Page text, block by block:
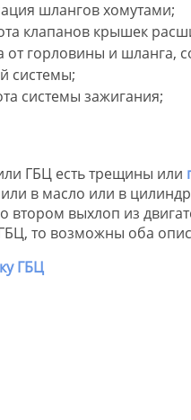
шлангов хомутами;
клапанов крышек
от горловины и
системы;
системы зажигания;
ГБЦ есть трещины или
или в масло или в
втором выхлоп из
то возможны оба